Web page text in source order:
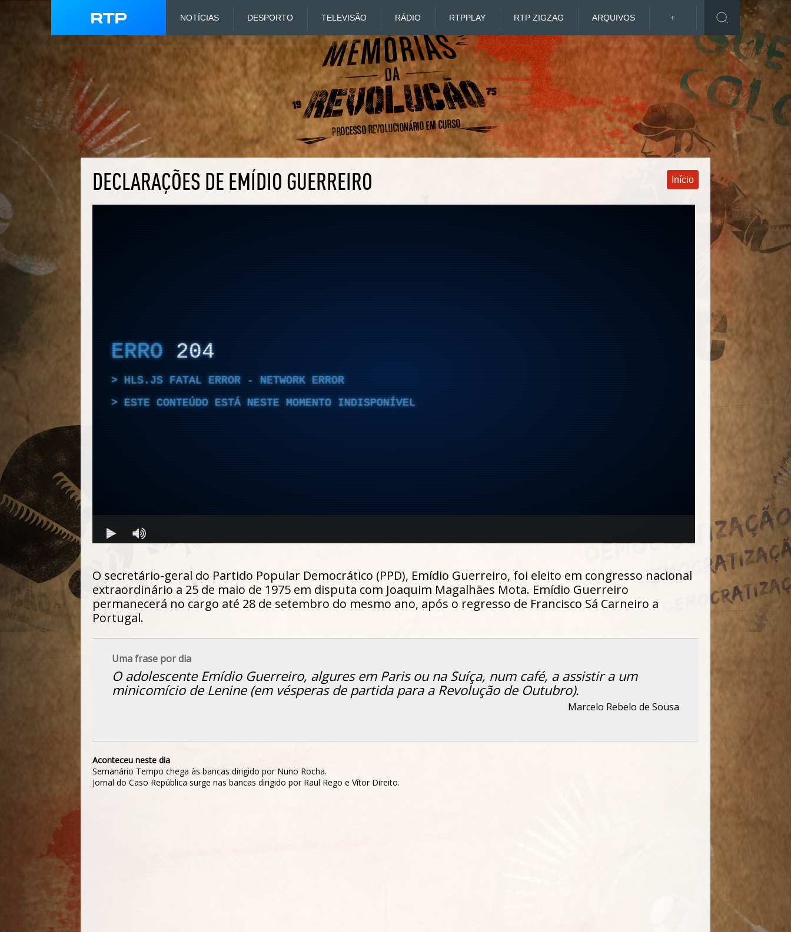
NOTÍCIAS DESPORTO TELEVISÃO RÁDIO RTPPLAY RTP ZIGZAG ARQUIVOS +
DECLARAÇÕES DE EMÍDIO GUERREIRO Início
O secretário-geral do Partido Popular Democrático (PPD), Emídio Guerreiro, foi eleito em congresso nacional
extraordinário a 25 de maio de 1975 em disputa com Joaquim Magalhães Mota. Emídio Guerreiro
permanecerá no cargo até 28 de setembro do mesmo ano, após o regresso de Francisco Sá Carneiro a
Portugal.
Uma frase por dia
O adolescente Emídio Guerreiro, algures em Paris ou na Suíça, num café, a assistir a um
minicomício de Lenine (em vésperas de partida para a Revolução de Outubro).
Marcelo Rebelo de Sousa
Aconteceu neste dia
Semanário Tempo chega às bancas dirigido por Nuno Rocha.
Jornal do Caso República surge nas bancas dirigido por Raul Rego e Vítor Direito.